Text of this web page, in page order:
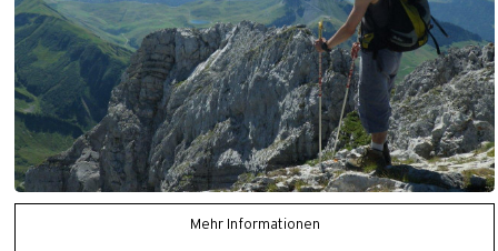
Mehr Informationen